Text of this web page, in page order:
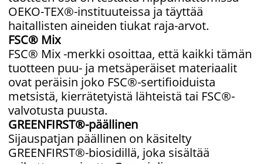
OEKO-TEX®-instituuteissa ja täyttää
haitallisten aineiden tiukat raja-arvot.
FSC® Mix
FSC® Mix -merkki osoittaa, että kaikki tämän
tuotteen puu- ja metsäperäiset materiaalit
ovat peräisin joko FSC®-sertifioiduista
metsistä, kierrätetyistä lähteistä tai FSC®-
valvotusta puusta.
GREENFIRST®-päällinen
Sijauspatjan päällinen on käsitelty
GREENFIRST®-biosidillä, joka sisältää